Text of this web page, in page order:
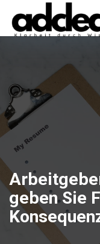
geben Sie